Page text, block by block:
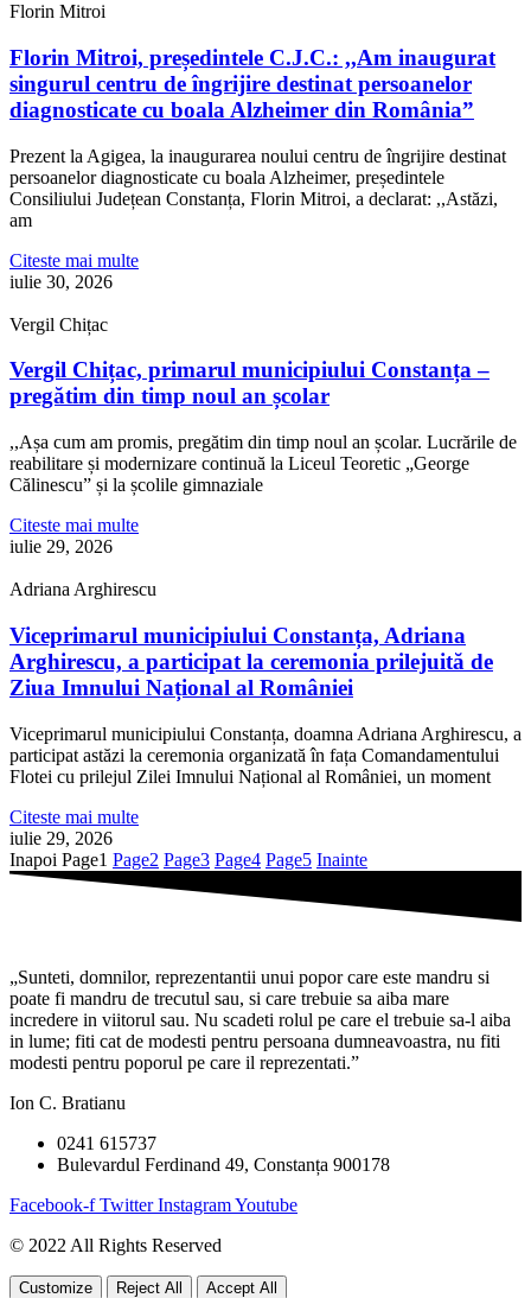
Florin Mitroi
Florin Mitroi, președintele C.J.C.: ,,Am inaugurat
singurul centru de îngrijire destinat persoanelor
diagnosticate cu boala Alzheimer din România”
Prezent la Agigea, la inaugurarea noului centru de îngrijire destinat
persoanelor diagnosticate cu boala Alzheimer, președintele
Consiliului Județean Constanța, Florin Mitroi, a declarat: ,,Astăzi,
am
Citeste mai multe
iulie 30, 2026
Vergil Chițac
Vergil Chițac, primarul municipiului Constanța –
pregătim din timp noul an școlar
,,Așa cum am promis, pregătim din timp noul an școlar. Lucrările de
reabilitare și modernizare continuă la Liceul Teoretic „George
Călinescu” și la școlile gimnaziale
Citeste mai multe
iulie 29, 2026
Adriana Arghirescu
Viceprimarul municipiului Constanța, Adriana
Arghirescu, a participat la ceremonia prilejuită de
Ziua Imnului Național al României
Viceprimarul municipiului Constanța, doamna Adriana Arghirescu, a
participat astăzi la ceremonia organizată în fața Comandamentului
Flotei cu prilejul Zilei Imnului Național al României, un moment
Citeste mai multe
iulie 29, 2026
Inapoi Page1 Page2 Page3 Page4 Page5 Inainte
„Sunteti, domnilor, reprezentantii unui popor care este mandru si
poate fi mandru de trecutul sau, si care trebuie sa aiba mare
incredere in viitorul sau. Nu scadeti rolul pe care el trebuie sa-l aiba
in lume; fiti cat de modesti pentru persoana dumneavoastra, nu fiti
modesti pentru poporul pe care il reprezentati.”
Ion C. Bratianu
0241 615737
Bulevardul Ferdinand 49, Constanța 900178
Facebook-f Twitter InstagramYoutube
© 2022 All Rights Reserved
Customize Reject All Accept All